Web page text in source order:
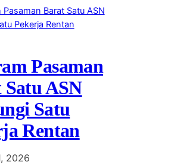
Pasaman
ASN
Satu
Rentan
2026